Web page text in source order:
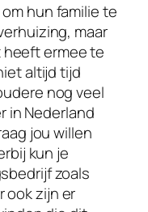
hun familie te
maar
heeft ermee te
altijd tijd
nog veel
in Nederland
jou willen
kun je
zoals
ook zijn er